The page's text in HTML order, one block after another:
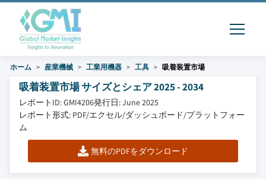
ホーム 産業機械 工業用機器 工具 吸着装置市場
吸着装置市場 サイズとシェア 2025 - 2034
レポートID: GMI4206発行日: June 2025
レポート形式: PDF/エクセル/ダッシュボード/プラットフォー
ム
無料のPDFをダウンロード